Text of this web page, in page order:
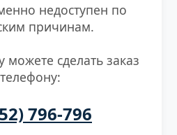
недоступен по
причинам.
сделать заказ
796-796